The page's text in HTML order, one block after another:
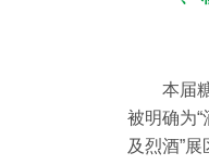
本届
被明确为
及烈酒”